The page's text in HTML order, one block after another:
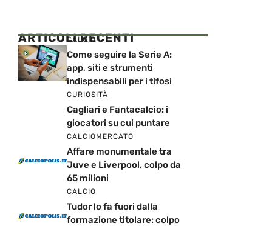
ARTICOLI RECENTI
CALCIO
Come seguire la Serie A:
app, siti e strumenti
indispensabili per i tifosi
CURIOSITÀ
Cagliari e Fantacalcio: i
giocatori su cui puntare
CALCIOMERCATO
Affare monumentale tra
Juve e Liverpool, colpo da
65 milioni
CALCIO
Tudor lo fa fuori dalla
formazione titolare: colpo